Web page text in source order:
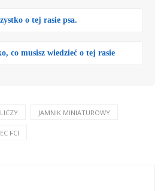
o tej rasie psa.
co musisz wiedzieć o tej rasie
JAMNIK MINIATUROWY
FCI